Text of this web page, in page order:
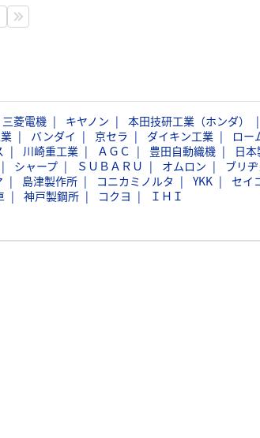
三菱電機 キヤノン 本田技研工業（ホンダ）
バンダイ 京セラ ダイキン工業
ロー
川崎重工業 ＡＧＣ 豊田自動織機
日
シャープ ＳＵＢＡＲＵ オムロン
ブリ
島津製作所 コニカミノルタ YKK
セイ
神戸製鋼所 コクヨ ＩＨＩ